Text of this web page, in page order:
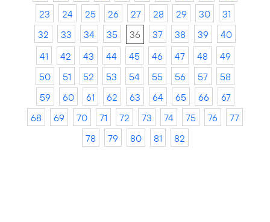
23
24 25 26 27 28 29 30
31
32
33 34 35 36 37 38 39
40
41
42 43 44 45 46 47 48
49
50
51 52 53 54 55 56 57
58
59
60 61 62 63 64 65 66
67
68
69 70 71 72 73 74 75 76
77
78
79 80 81 82